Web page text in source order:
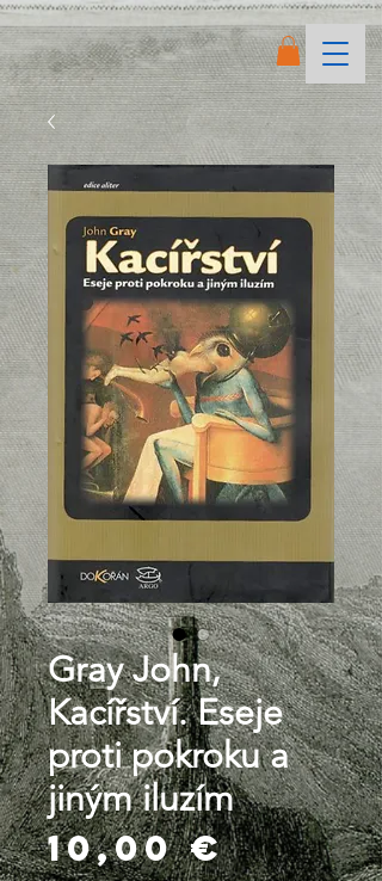
Gray John,
Kacířství. Eseje
proti pokroku a
jiným iluzím
10,00 €Price